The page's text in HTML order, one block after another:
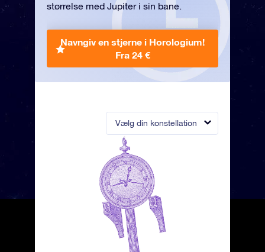
Vælg din konstellation
størrelse med Jupiter i sin bane.
Navngiv en stjerne i Horologium!
Fra 24 €